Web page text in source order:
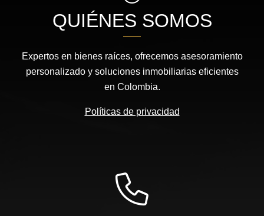
QUIÉNES SOMOS
Expertos en bienes raíces, ofrecemos asesoramiento
personalizado y soluciones inmobiliarias eficientes
en Colombia.
Políticas de privacidad